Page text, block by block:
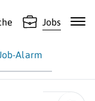
Jobs
Alarm